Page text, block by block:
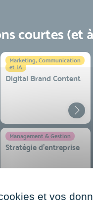
courtes (et
Marketing, Communication
et IA
Digital Brand Content
Management & Gestion
Stratégie d’entreprise
et vos